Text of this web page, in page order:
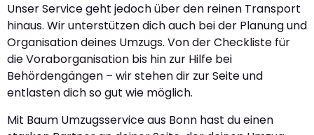
Unser Service geht jedoch über den reinen Transport
hinaus. Wir unterstützen dich auch bei der Planung und
Organisation deines Umzugs. Von der Checkliste für
die Voraborganisation bis hin zur Hilfe bei
Behördengängen – wir stehen dir zur Seite und
entlasten dich so gut wie möglich.
Mit Baum Umzugsservice aus Bonn hast du einen